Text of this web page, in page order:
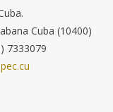
Cuba (10400)
7333079